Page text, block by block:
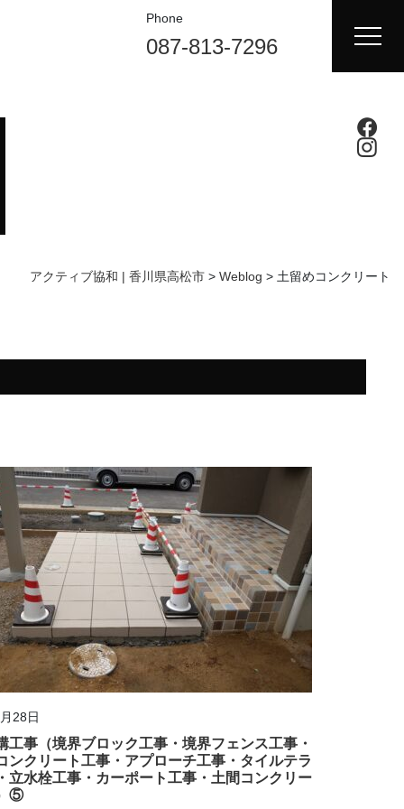
Phone
087-813-7296
アクティブ協和 | 香川県高松市 > Weblog > 土留めコンクリート
28日
工事（境界ブロック工事・境界フェンス工事・
ンクリート工事・アプローチ工事・タイルテラ
立水栓工事・カーポート工事・土間コンクリー
⑤